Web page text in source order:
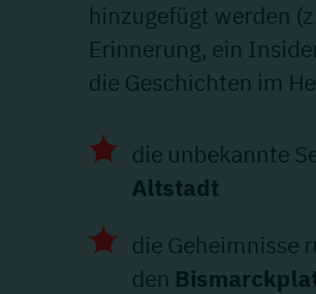
hinzugefügt werden
Erinnerung, ein
die Geschichten im
die unbekannte
Altstadt
die Geheimnisse
den